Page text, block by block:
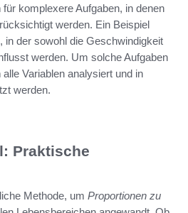
komplexere Aufgaben, in denen
werden. Ein Beispiel
in der sowohl die Geschwindigkeit
werden. Um solche Aufgaben
Variablen analysiert und in
werden.
Praktische
Methode, um Proportionen zu